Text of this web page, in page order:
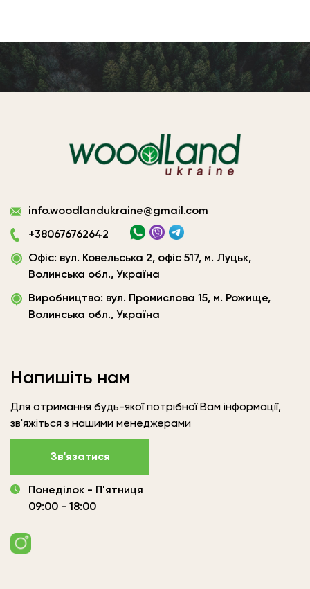
Виготовлення
матеріалів
|
ТОВ
України»
info.woodlandukraine@gmail.com
+380676762642
Офіс: вул. Ковельська 2, офіс 517, м. Луцьк,
Волинська обл., Україна
Виробництво: вул. Промислова 15, м. Рожище,
Волинська обл., Україна
Напишіть нам
Для отримання будь-якої потрібної Вам інформації,
зв'яжіться з нашими менеджерами
Зв'язатися
Понеділок - П'ятниця
09:00 - 18:00